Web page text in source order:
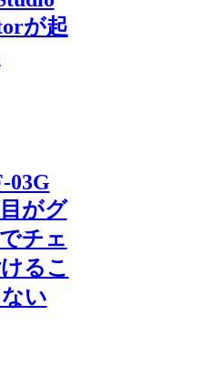
が起
03G
がグ
チェ
るこ
い